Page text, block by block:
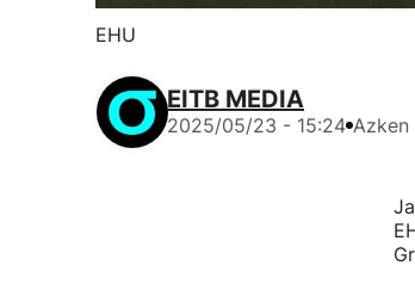
EHU
EITB MEDIA
2025/05/23 - 15:24 Azken